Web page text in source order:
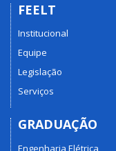
FEELT
Institucional
Equipe
Legislação
Serviços
GRADUAÇÃO
Engenharia Elétrica